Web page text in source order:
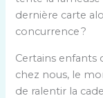
dernière carte
concurrence ?
Certains enfants
chez nous, le
de ralentir la